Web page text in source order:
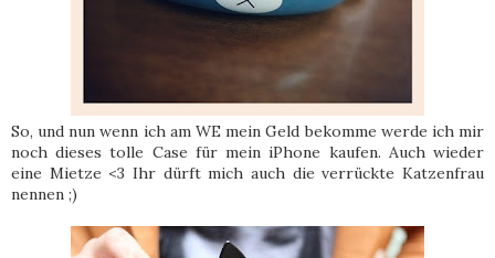
So, und nun wenn ich am WE mein Geld bekomme werde ich mir
noch dieses tolle Case für mein iPhone kaufen. Auch wieder
eine Mietze <3 Ihr dürft mich auch die verrückte Katzenfrau
nennen ;)